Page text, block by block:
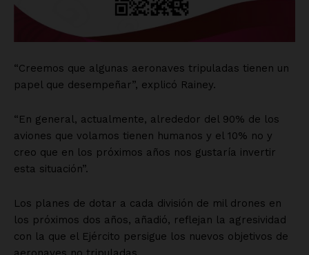
“Creemos que algunas aeronaves tripuladas tienen un
papel que desempeñar”, explicó Rainey.
“En general, actualmente, alrededor del 90% de los
aviones que volamos tienen humanos y el 10% no y
creo que en los próximos años nos gustaría invertir
esta situación”.
Los planes de dotar a cada división de mil drones en
los próximos dos años, añadió, reflejan la agresividad
con la que el Ejército persigue los nuevos objetivos de